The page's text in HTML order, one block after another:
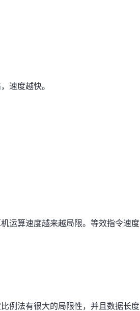
速度越快。
运算速度越来越局限。等效指令速度
例法有很大的局限性，并且数据长度